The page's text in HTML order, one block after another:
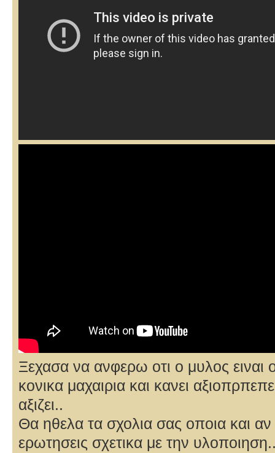
Ξεχασα να ανφερω οτι ο μυλος
κονικα μαχαιρια και κανει
αξιζει..
Θα ηθελα τα σχολια σας οποια και αν
ερωτησεις σχετικα με την